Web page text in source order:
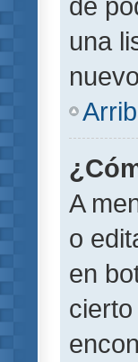
una
A
o
en